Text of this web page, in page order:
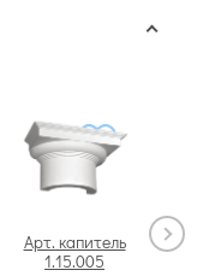
Арт. капитель
1.15.005